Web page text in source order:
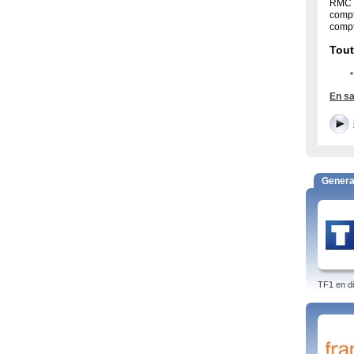
En
il ne
BFM
cette
les
En
General
TF1 en